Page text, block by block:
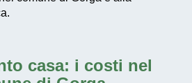
casa: i costi nel